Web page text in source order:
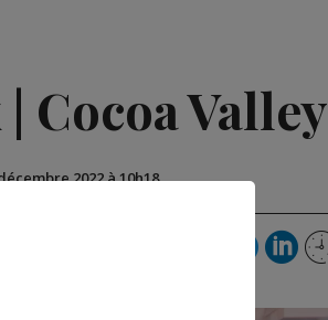
Cocoa Valley
2022 à 10h18